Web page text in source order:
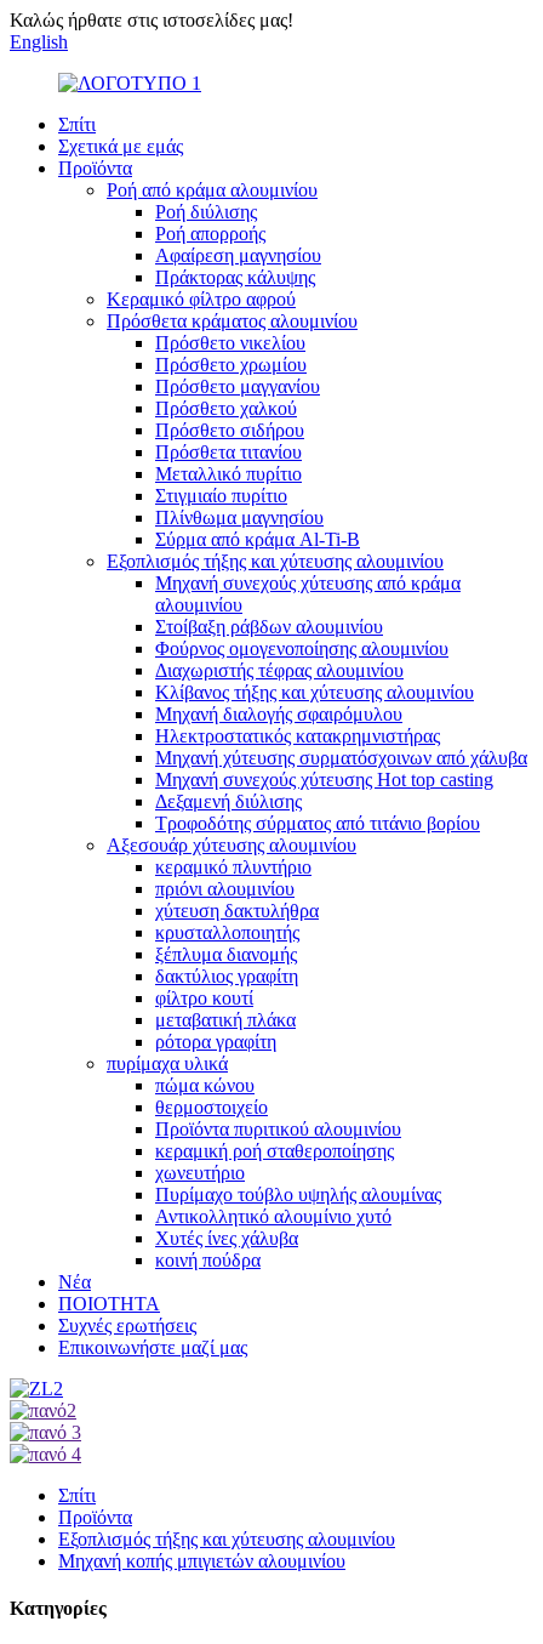
Καλώς ήρθατε στις ιστοσελίδες μας!
English
Σπίτι
Σχετικά με εμάς
Προϊόντα
Ροή από κράμα αλουμινίου
Ροή διύλισης
Ροή απορροής
Αφαίρεση μαγνησίου
Πράκτορας κάλυψης
Κεραμικό φίλτρο αφρού
Πρόσθετα κράματος αλουμινίου
Πρόσθετο νικελίου
Πρόσθετο χρωμίου
Πρόσθετο μαγγανίου
Πρόσθετο χαλκού
Πρόσθετο σιδήρου
Πρόσθετα τιτανίου
Μεταλλικό πυρίτιο
Στιγμιαίο πυρίτιο
Πλίνθωμα μαγνησίου
Σύρμα από κράμα Al-Ti-B
Εξοπλισμός τήξης και χύτευσης αλουμινίου
Μηχανή συνεχούς χύτευσης από κράμα
αλουμινίου
Στοίβαξη ράβδων αλουμινίου
Φούρνος ομογενοποίησης αλουμινίου
Διαχωριστής τέφρας αλουμινίου
Κλίβανος τήξης και χύτευσης αλουμινίου
Μηχανή διαλογής σφαιρόμυλου
Ηλεκτροστατικός κατακρημνιστήρας
Μηχανή χύτευσης συρματόσχοινων από χάλυβα
Μηχανή συνεχούς χύτευσης Hot top casting
Δεξαμενή διύλισης
Τροφοδότης σύρματος από τιτάνιο βορίου
Αξεσουάρ χύτευσης αλουμινίου
κεραμικό πλυντήριο
πριόνι αλουμινίου
χύτευση δακτυλήθρα
κρυσταλλοποιητής
ξέπλυμα διανομής
δακτύλιος γραφίτη
φίλτρο κουτί
μεταβατική πλάκα
ρότορα γραφίτη
πυρίμαχα υλικά
πώμα κώνου
θερμοστοιχείο
Προϊόντα πυριτικού αλουμινίου
κεραμική ροή σταθεροποίησης
χωνευτήριο
Πυρίμαχο τούβλο υψηλής αλουμίνας
Αντικολλητικό αλουμίνιο χυτό
Χυτές ίνες χάλυβα
κοινή πούδρα
Νέα
ΠΟΙΟΤΗΤΑ
Συχνές ερωτήσεις
Επικοινωνήστε μαζί μας
Σπίτι
Προϊόντα
Εξοπλισμός τήξης και χύτευσης αλουμινίου
Μηχανή κοπής μπιγιετών αλουμινίου
Κατηγορίες